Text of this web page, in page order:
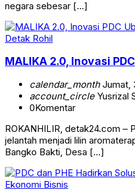
negara sebesar […]
Detak Rohil
MALIKA 2.0, Inovasi
calendar_monthJumat,
account_circleYusrizal
0Komentar
ROKANHILIR, detak24.com –
jelantah menjadi lilin
Bangko Bakti, Desa […]
Ekonomi Bisnis